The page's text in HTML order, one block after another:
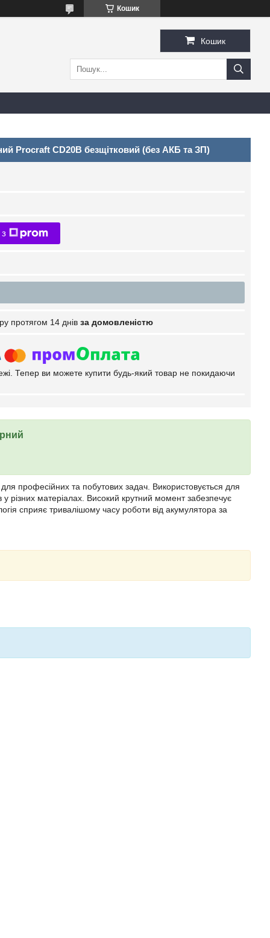
Кошик
Кошик
Procraft CD20B безщітковий (без АКБ та ЗП)
протягом 14 днів за домовленістю
Тепер ви можете купити будь-який товар не покидаючи
професійних та побутових задач. Використовується для
у різних матеріалах. Високий крутний момент забезпечує
сприяє тривалішому часу роботи від акумулятора за